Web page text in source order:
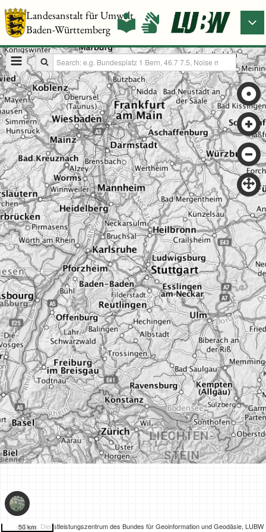
Landesanstalt für Umwelt
Baden-Württemberg